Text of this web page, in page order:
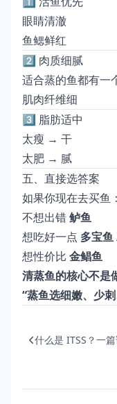
眼睛清澈
鱼鳃鲜红
2️⃣ 肉质细腻
适合蒸的鱼都有一
肌肉纤维细
3️⃣ 脂肪适中
太瘦 → 干
太肥 → 腻
五、直接选答案
如果你现在去买鱼：
不想出错鲈鱼
想吃好一点 多宝
想性价比 金鲳鱼
清蒸鱼的核心不是
“蒸鱼选细嫩、少
什么是 ITSS？一